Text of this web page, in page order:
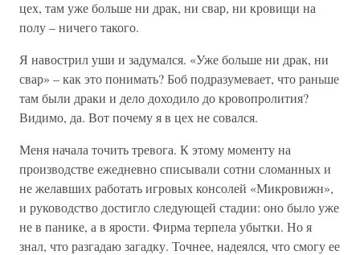
цех, там уже больше ни драк, ни свар, ни кровищи на
полу – ничего такого.
Я навострил уши и задумался. «Уже больше ни драк, ни
свар» – как это понимать? Боб подразумевает, что раньше
там были драки и дело доходило до кровопролития?
Видимо, да. Вот почему я в цех не совался.
Меня начала точить тревога. К этому моменту на
производстве ежедневно списывали сотни сломанных и
не желавших работать игровых консолей «Микровижн»,
и руководство достигло следующей стадии: оно было уже
не в панике, а в ярости. Фирма терпела убытки. Но я
знал, что разгадаю загадку. Точнее, надеялся, что смогу ее